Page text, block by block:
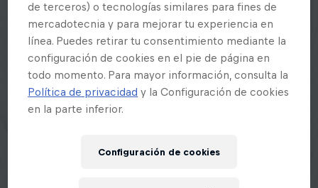
de terceros) o tecnologías similares para fines de
mercadotecnia y para mejorar tu experiencia en
línea. Puedes retirar tu consentimiento mediante la
configuración de cookies en el pie de página en
todo momento. Para mayor información, consulta la
Política de privacidad y la Configuración de cookies
en la parte inferior.
Configuración de cookies